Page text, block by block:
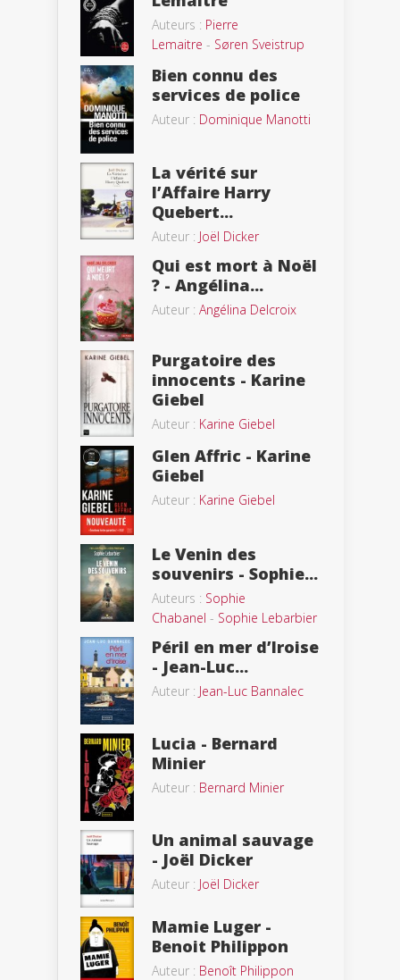
Auteurs : Pierre
Lemaitre - Søren Sveistrup
Bien connu des
services de police
Auteur : Dominique Manotti
La vérité sur
l’Affaire Harry
Quebert...
Auteur : Joël Dicker
Qui est mort à Noël
? - Angélina...
Auteur : Angélina Delcroix
Purgatoire des
innocents - Karine
Giebel
Auteur : Karine Giebel
Glen Affric - Karine
Giebel
Auteur : Karine Giebel
Le Venin des
souvenirs - Sophie...
Auteurs : Sophie
Chabanel - Sophie Lebarbier
Péril en mer d’Iroise
- Jean-Luc...
Auteur : Jean-Luc Bannalec
Lucia - Bernard
Minier
Auteur : Bernard Minier
Un animal sauvage
- Joël Dicker
Auteur : Joël Dicker
Mamie Luger -
Benoit Philippon
Auteur : Benoît Philippon